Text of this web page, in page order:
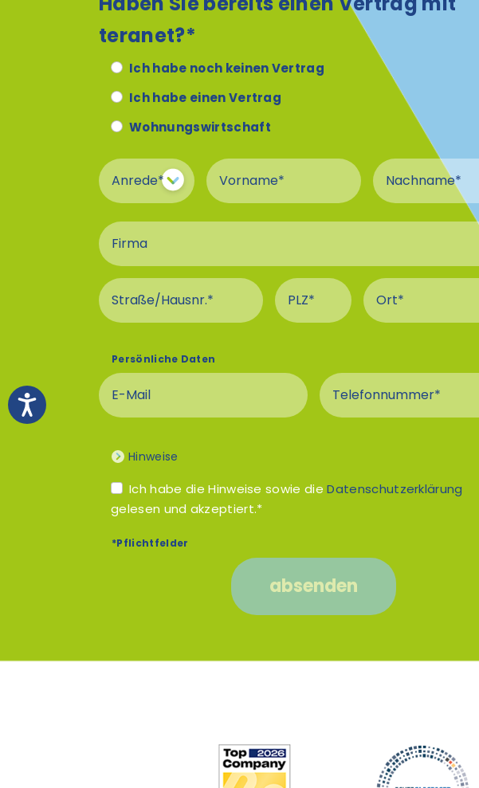
teranet?*
Ich habe noch keinen Vertrag
Ich habe einen Vertrag
Wohnungswirtschaft
Anrede Vorname Nachname
Firma
Straße und Hausnummer Anschluss
PLZ AnschlussOrt Anschluss
Persönliche Daten
E-Mail Telefonnummer
Hinweise
Ich habe die Hinweise sowie dieDatenschutzerklärung
gelesen und akzeptiert.*
*Pflichtfelder
absenden